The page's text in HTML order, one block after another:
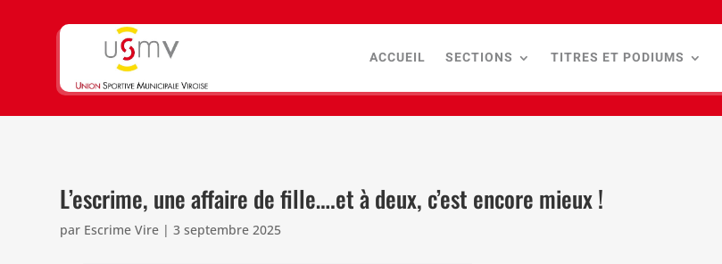
ACCUEIL SECTIONS TITRES ET PODIUMS
L’escrime, une affaire de fille….et à deux, c’est encore mieux !
par Escrime Vire |3 septembre 2025